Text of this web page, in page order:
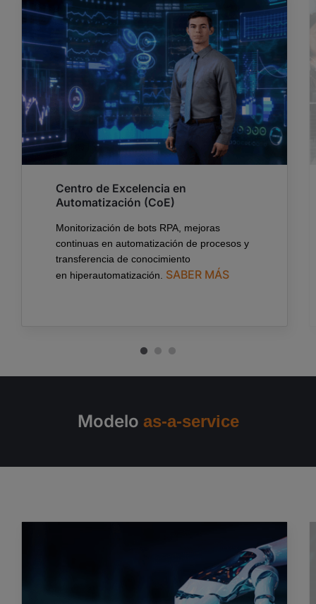
Centro de Excelencia en
Automatización (CoE)
Monitorización de bots RPA, mejoras
continuas en automatización de procesos y
transferencia de conocimiento
en hiperautomatización SABER MÁS
Modelo as-a-service